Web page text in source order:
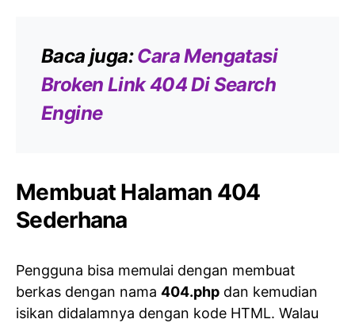
Baca juga:Cara Mengatasi
Broken Link 404 Di Search
Engine
Membuat Halaman 404
Sederhana
Pengguna bisa memulai dengan membuat
berkas dengan nama 404.php dan kemudian
isikan didalamnya dengan kode HTML. Walau